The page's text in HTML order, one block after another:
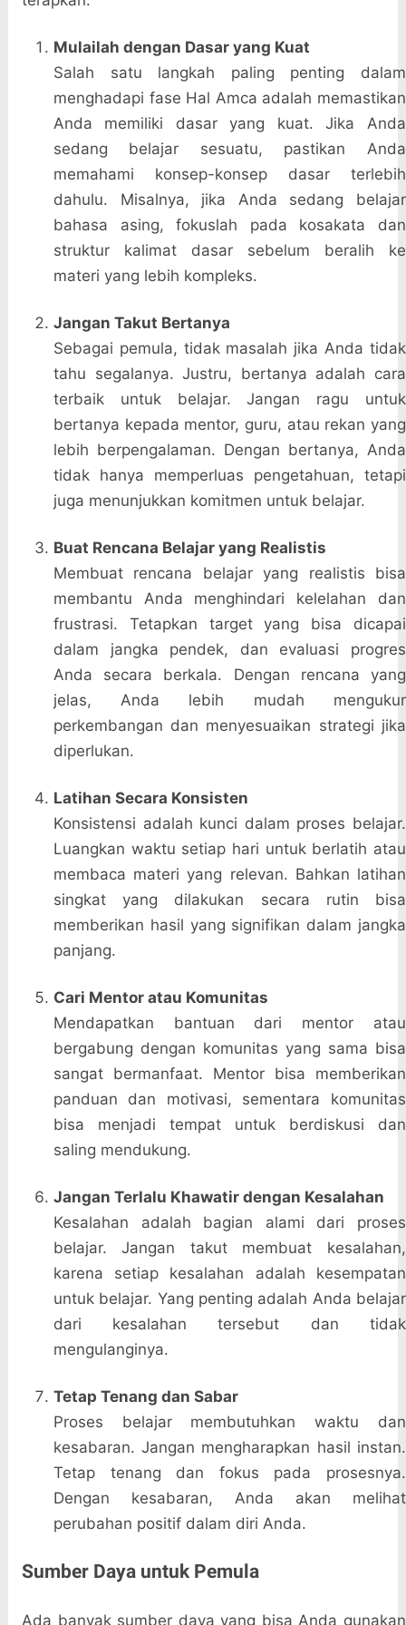
Mulailah dengan Dasar yang Kuat
Salah satu langkah paling penting dalam
menghadapi fase Hal Amca adalah memastikan
Anda memiliki dasar yang kuat. Jika Anda
sedang belajar sesuatu, pastikan Anda
memahami konsep-konsep dasar terlebih
dahulu. Misalnya, jika Anda sedang belajar
bahasa asing, fokuslah pada kosakata dan
struktur kalimat dasar sebelum beralih ke
materi yang lebih kompleks.
Jangan Takut Bertanya
Sebagai pemula, tidak masalah jika Anda tidak
tahu segalanya. Justru, bertanya adalah cara
terbaik untuk belajar. Jangan ragu untuk
bertanya kepada mentor, guru, atau rekan yang
lebih berpengalaman. Dengan bertanya, Anda
tidak hanya memperluas pengetahuan, tetapi
juga menunjukkan komitmen untuk belajar.
Buat Rencana Belajar yang Realistis
Membuat rencana belajar yang realistis bisa
membantu Anda menghindari kelelahan dan
frustrasi. Tetapkan target yang bisa dicapai
dalam jangka pendek, dan evaluasi progres
Anda secara berkala. Dengan rencana yang
jelas, Anda lebih mudah mengukur
perkembangan dan menyesuaikan strategi jika
diperlukan.
Latihan Secara Konsisten
Konsistensi adalah kunci dalam proses belajar.
Luangkan waktu setiap hari untuk berlatih atau
membaca materi yang relevan. Bahkan latihan
singkat yang dilakukan secara rutin bisa
memberikan hasil yang signifikan dalam jangka
panjang.
Cari Mentor atau Komunitas
Mendapatkan bantuan dari mentor atau
bergabung dengan komunitas yang sama bisa
sangat bermanfaat. Mentor bisa memberikan
panduan dan motivasi, sementara komunitas
bisa menjadi tempat untuk berdiskusi dan
saling mendukung.
Jangan Terlalu Khawatir dengan Kesalahan
Kesalahan adalah bagian alami dari proses
belajar. Jangan takut membuat kesalahan,
karena setiap kesalahan adalah kesempatan
untuk belajar. Yang penting adalah Anda belajar
dari kesalahan tersebut dan tidak
mengulanginya.
Tetap Tenang dan Sabar
Proses belajar membutuhkan waktu dan
kesabaran. Jangan mengharapkan hasil instan.
Tetap tenang dan fokus pada prosesnya.
Dengan kesabaran, Anda akan melihat
perubahan positif dalam diri Anda.
Sumber Daya untuk Pemula
Ada banyak sumber daya yang bisa Anda gunakan